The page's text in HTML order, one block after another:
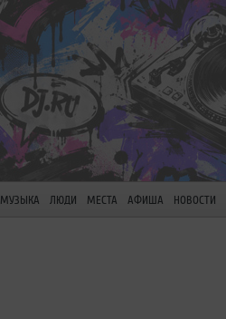
МУЗЫКА ЛЮДИ МЕСТА АФИША НОВОСТИ